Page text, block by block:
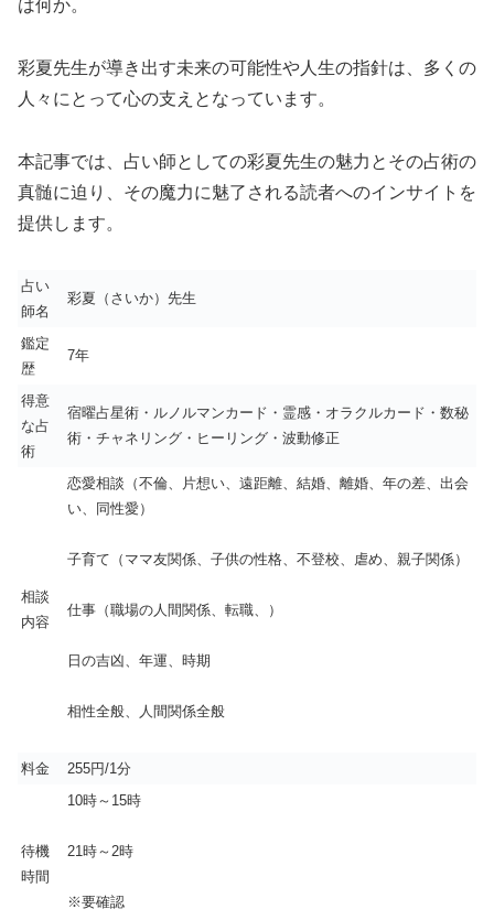
は何か。
彩夏先生が導き出す未来の可能性や人生の指針は、多くの
人々にとって心の支えとなっています。
本記事では、占い師としての彩夏先生の魅力とその占術の
真髄に迫り、その魔力に魅了される読者へのインサイトを
提供します。
占い
師名
彩夏（さいか）先生
鑑定
歴
7年
得意
な占
術
宿曜占星術・ルノルマンカード・霊感・オラクルカード・数秘
術・チャネリング・ヒーリング・波動修正
相談
内容
恋愛相談（不倫、片想い、遠距離、結婚、離婚、年の差、出会
い、同性愛）
子育て（ママ友関係、子供の性格、不登校、虐め、親子関係）
仕事（職場の人間関係、転職、）
日の吉凶、年運、時期
相性全般、人間関係全般
料金 255円/1分
待機
時間
10時～15時
21時～2時
※要確認